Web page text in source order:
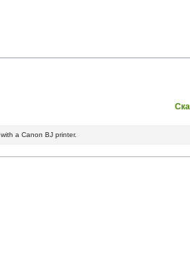
a Canon BJ printer.